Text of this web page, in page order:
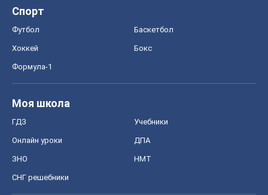
Спорт
Футбол Баскетбол
Хоккей Бокс
Формула-1
Моя школа
ГДЗ Учебники
Онлайн уроки ДПА
ЗНО НМТ
СНГ решебники